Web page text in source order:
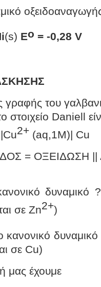
οξειδοαναγωγής
(s) Eo = -0,28 V
του
στοιχείο Daniell
2+ (aq,1M)| Cu
= ΟΞΕΙΔΩΣΗ
δυναμικό
σε Zn2+)
σε Cu)
μας έχουμε